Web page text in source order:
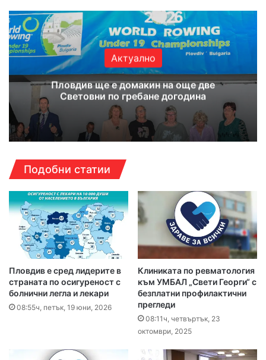
Актуално
Пловдив ще е домакин на още две
Световни по гребане догодина
Подобни статии
Пловдив е сред лидерите в
страната по осигуреност с
болнични легла и лекари
08:55ч, петък, 19 юни, 2026
Клиниката по ревматология
към УМБАЛ „Свети Георги“ с
безплатни профилактични
прегледи
08:11ч, четвъртък, 23
октомври, 2025